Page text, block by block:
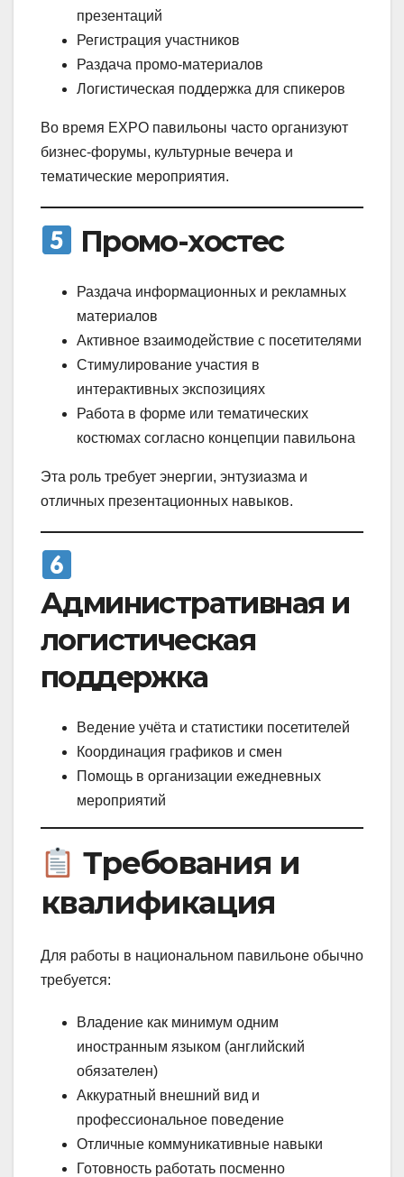
презентаций
Регистрация участников
Раздача промо-материалов
Логистическая поддержка для спикеров
Во время EXPO павильоны часто организуют
бизнес-форумы, культурные вечера и
тематические мероприятия.
Промо-хостес
Раздача информационных и рекламных
материалов
Активное взаимодействие с посетителями
Стимулирование участия в
интерактивных экспозициях
Работа в форме или тематических
костюмах согласно концепции павильона
Эта роль требует энергии, энтузиазма и
отличных презентационных навыков.
Административная и
логистическая
поддержка
Ведение учёта и статистики посетителей
Координация графиков и смен
Помощь в организации ежедневных
мероприятий
Требования и
квалификация
Для работы в национальном павильоне обычно
требуется:
Владение как минимум одним
иностранным языком (английский
обязателен)
Аккуратный внешний вид и
профессиональное поведение
Отличные коммуникативные навыки
Готовность работать посменно